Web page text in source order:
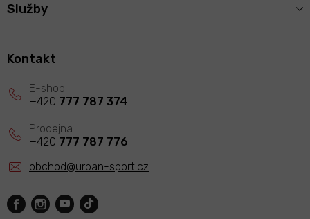
Služby
Kontakt
obchod@urban-sport.cz
+420 777 787 374
+420 777 787 776